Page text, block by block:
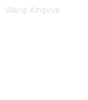
Wang Xingyue